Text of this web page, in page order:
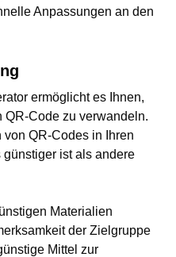
Anpassungen an den
ermöglicht es Ihnen,
Code zu verwandeln.
QR-Codes in Ihren
ist als andere
Materialien
der Zielgruppe
Mittel zur